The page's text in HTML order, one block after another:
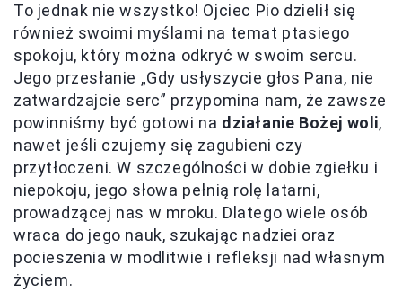
To jednak nie wszystko! Ojciec Pio dzielił się
również swoimi myślami na temat ptasiego
spokoju, który można odkryć w swoim sercu.
Jego przesłanie „Gdy usłyszycie głos Pana, nie
zatwardzajcie serc” przypomina nam, że zawsze
powinniśmy być gotowi na działanie Bożej woli,
nawet jeśli czujemy się zagubieni czy
przytłoczeni. W szczególności w dobie zgiełku i
niepokoju, jego słowa pełnią rolę latarni,
prowadzącej nas w mroku. Dlatego wiele osób
wraca do jego nauk, szukając nadziei oraz
pocieszenia w modlitwie i refleksji nad własnym
życiem.